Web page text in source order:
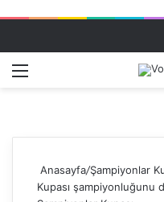
Anasayfa/Şampiyonlar
Kupası şampiyonluğunu